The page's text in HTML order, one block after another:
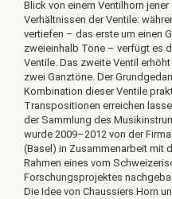
Blick von einem Ventilhorn
Verhältnissen der Ventile:
vertiefen – das erste um einen
zweieinhalb Töne – verfügt es
Ventile. Das zweite Ventil
zwei Ganztöne. Der
Kombination dieser Ventile
Transpositionen erreichen
der Sammlung des
wurde 2009–2012 von der
(Basel) in Zusammenarbeit mit
Rahmen eines vom
Forschungsprojektes
Die Idee von Chaussiers Horn